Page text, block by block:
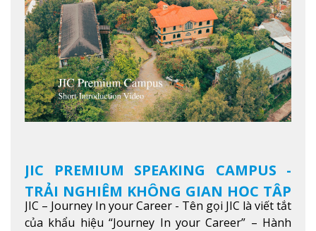
JIC PREMIUM SPEAKING CAMPUS -
TRẢI NGHIỆM KHÔNG GIAN HỌC TẬP
5 SAO TẠI BAGUIO
JIC – Journey In your Career - Tên gọi JIC là viết tắt
của khẩu hiệu “Journey In your Career” – Hành